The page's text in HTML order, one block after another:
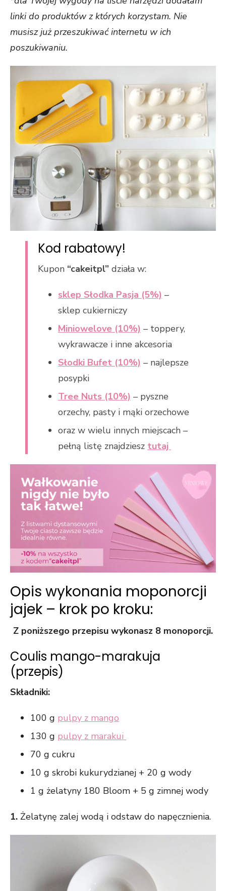
linki do produktów z których korzystam. Nie
musisz już przeszukiwać internetu w ich
poszukiwaniu.
Kod rabatowy!
Kupon “cakeitpl” działa w:
sklep Słodka Pasja (5%) –
sklep cukierniczy
Miniowelove (10%) – toppery,
wykrawacze i inne akcesoria
Słodki Bufet (10%) – najlepsze
posypki
Tree Nuts (10%) – pyszne
orzechy, pasty i mąki orzechowe
oraz w wielu innych miejscach –
pełną listę znajdziesz tutaj
Opis wykonania moponorcji
jajek – krok po kroku:
Z poniższego przepisu wykonasz 8 monoporcji.
Coulis mango-marakuja
(przepis)
Składniki:
100 g pulpy z mango
130 g pulpy z marakui
70 g cukru
10 g skrobi kukurydzianej + 20 g wody
1 g żelatyny 180 Bloom + 5 g zimnej wody
1. Żelatynę zalej wodą i odstaw do napęcznienia.